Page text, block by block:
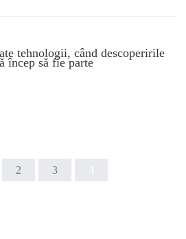
tehnologii, când descoperirile
încep să fie parte
2 3